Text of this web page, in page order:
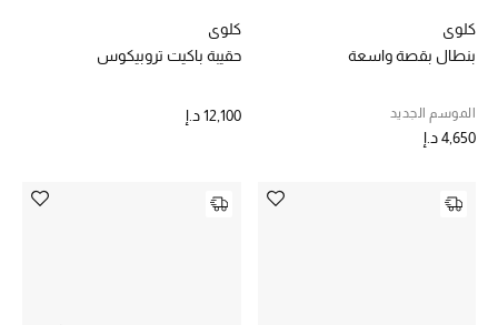
هدايا حسب المرسل إليه
هدايا حسب الفئة
كلوي
بنطال بقصة واسعة
الموسم الجديد
4,650 د.إ
كلوي
حقيبة باكيت تروبيكوس
12,100 د.إ